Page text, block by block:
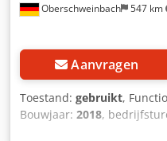
Oberschweinbach 547 km
Aanvragen
Toestand: gebruikt,
Bouwjaar: 2018,
6.075